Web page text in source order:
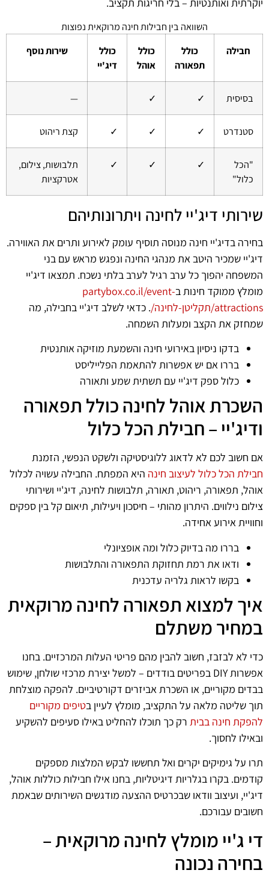
השוואה בין חבילות חינה מרוקאית נפוצות
חבילה
כולל
תפאורה
כולל
אוהל
כולל
דיג'יי
שירות נוסף
בסיסית ✓
✓
—
סטנדרט ✓
✓
✓ קצת ריהוט
"הכל
כלול"
✓
✓
✓
תלבושות, צילום,
אטרקציות
שירותי דיג'יי לחינה ויתרונותיהם
בחירה בדיג'יי חינה מנוסה תוסיף עומק לאירוע ותרים את האווירה.
דיג'יי שמכיר היטב את מנהגי החינה ונפגש מראש עם בני
המשפחה יהפוך כל ערב רגיל לערב בלתי נשכח. תמצאו דיג'יי
מומלץ ממוקד חינות בpartybox.co.il/event-
attractions/תקליטן-לחינה/
. כדאי לשלב דיג'יי בחבילה, מה
שמחזק את הקצב ומעלות השמחה.
בדקו ניסיון באירועי חינה והשמעת מוזיקה אותנטית
בררו אם יש אפשרות להתאמת הפלייליסט
כלול ספק דיג'יי עם תשתית שמע ותאורה
השכרת אוהל לחינה כולל תפאורה
ודיג'יי – חבילת הכל כלול
אם חשוב לכם לא לדאוג ללוגיסטיקה ולשקט הנפשי, הזמנת
חבילת הכל כלול לעיצוב חינה היא המפתח. החבילה עשויה לכלול
אוהל, תפאורה, ריהוט, תאורה, תלבושות לחינה, דיג'יי ושירותי
צילום נילווים. היתרון מהותי – חיסכון ויעילות, תיאום קל בין ספקים
וחוויית אירוע אחידה.
בררו מה בדיוק כלול ומה אופציונלי
ודאו את רמת תחזוקת התפאורה והתלבושות
בקשו לראות גלריה עדכנית
איך למצוא תפאורה לחינה מרוקאית
במחיר משתלם
כדי לא לבזבז, חשוב להבין מהם פריטי העלות המרכזיים. בחנו
אפשרות DIY בפריטים בודדים – למשל יצירת מרכזי שולחן, שימוש
בבדים מקוריים, או השכרת אביזרים דקורטיביים. להפקה מוצלחת
תוך שליטה מלאה על התקציב, מומלץ לעיין בטיפים מקוריים
להפקת חינה בבית רק כך תוכלו להחליט באילו סעיפים להשקיע
ובאילו לחסוך.
תרו על גימיקים יקרים ואל תחששו לבקש המלצות מספקים
קודמים. בקרו בגלריות דיגיטליות, בחנו אילו חבילות כוללות אוהל,
דיג'יי, ועיצוב וודאו שבכרטיס ההצעה מודגשים השירותים שבאמת
חשובים עבורכם.
די ג'יי מומלץ לחינה מרוקאית –
בחירה נכונה